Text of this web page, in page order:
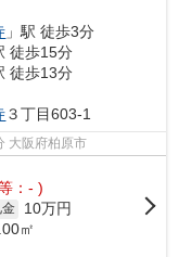
」駅 徒歩3分
徒歩15分
徒歩13分
３丁目603-1
大阪府柏原市
：- )
10万円
㎡